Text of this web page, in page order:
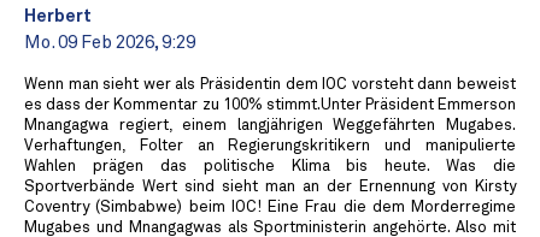
Herbert
Mo. 09 Feb 2026, 9:29
Wenn man sieht wer als Präsidentin dem IOC vorsteht dann beweist
es dass der Kommentar zu 100% stimmt.Unter Präsident Emmerson
Mnangagwa regiert, einem langjährigen Weggefährten Mugabes.
Verhaftungen, Folter an Regierungskritikern und manipulierte
Wahlen prägen das politische Klima bis heute. Was die
Sportverbände Wert sind sieht man an der Ernennung von Kirsty
Coventry (Simbabwe) beim IOC! Eine Frau die dem Morderregime
Mugabes und Mnangagwas als Sportministerin angehörte. Also mit